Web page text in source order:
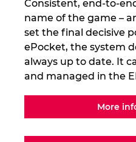
Consistent, end-to-
name of the game –
set the final decisive
ePocket, the system
always up to date. It
and managed in the
More